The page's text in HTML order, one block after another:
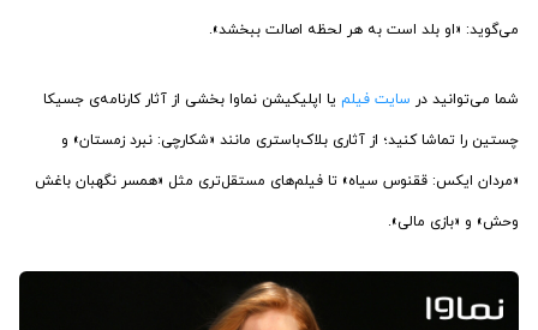
می‌گوید: «او بلد است به هر لحظه اصالت ببخشد».
شما می‌توانید در سایت فیلم یا اپلیکیشن نماوا بخشی از آثار کارنامه‌ی جسیکا
چستین را تماشا کنید؛ از آثاری بلاک‌باستری مانند «شکارچی: نبرد زمستان» و
«مردان ایکس: ققنوس سیاه» تا فیلم‌های مستقل‌تری مثل «همسر نگهبان باغش
وحش» و «بازی مالی».